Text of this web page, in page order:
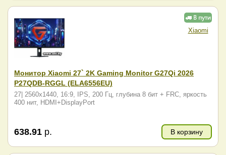
Xiaomi
Монитор Xiaomi 27` 2K Gaming Monitor G27Qi 2026
P27QDB-RGGL (ELA6556EU)
27| 2560x1440, 16:9, IPS, 200 Гц, глубина 8 бит + FRC, яркость
400 нит, HDMI+DisplayPort
638.91 р. В корзину